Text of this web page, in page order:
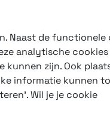
Naast de functionele
analytische cookies
zijn. Ook
informatie kunnen
Wil je je cookie